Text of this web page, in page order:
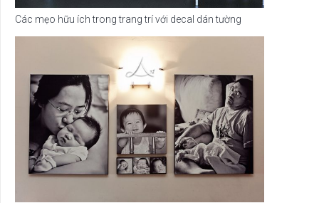
Các mẹo hữu ích trong trang trí với decal dán tường